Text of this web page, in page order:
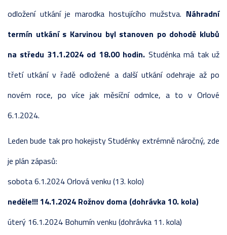
odložení utkání je marodka hostujícího mužstva. Náhradní
termín utkání s Karvinou byl stanoven po dohodě klubů
na středu 31.1.2024 od 18.00 hodin. Studénka má tak už
třetí utkání v řadě odložené a další utkání odehraje až po
novém roce, po více jak měsíční odmlce, a to v Orlové
6.1.2024.
Leden bude tak pro hokejisty Studénky extrémně náročný, zde
je plán zápasů:
sobota 6.1.2024 Orlová venku (13. kolo)
neděle!!! 14.1.2024 Rožnov doma (dohrávka 10. kola)
úterý 16.1.2024 Bohumín venku (dohrávka 11. kola)